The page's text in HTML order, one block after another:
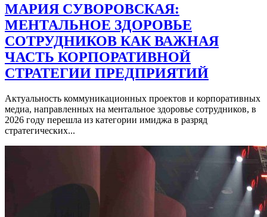
МАРИЯ СУВОРОВСКАЯ:
МЕНТАЛЬНОЕ ЗДОРОВЬЕ
СОТРУДНИКОВ КАК ВАЖНАЯ
ЧАСТЬ КОРПОРАТИВНОЙ
СТРАТЕГИИ ПРЕДПРИЯТИЙ
Актуальность коммуникационных проектов и корпоративных
медиа, направленных на ментальное здоровье сотрудников, в
2026 году перешла из категории имиджа в разряд
стратегических...